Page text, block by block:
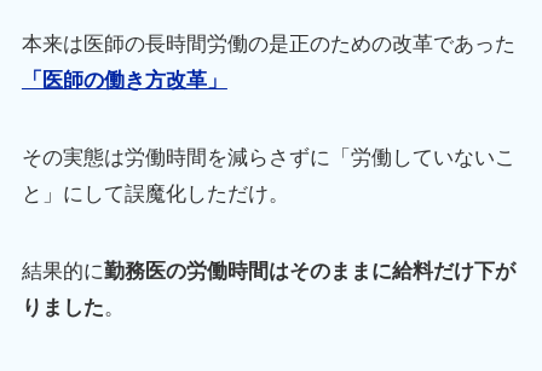
本来は医師の長時間労働の是正のための改革であった
「医師の働き方改革」
その実態は労働時間を減らさずに「労働していないこ
と」にして誤魔化しただけ。
結果的に勤務医の労働時間はそのままに給料だけ下が
りました。